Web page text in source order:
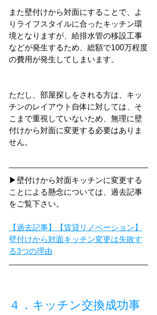
また壁付けから対面にすることで、よ
りライフスタイルに合ったキッチン環
境となりますが、給排水管の移設工事
などが発生するため、総額で100万程度
の費用が発生してしまいます。
ただし、部屋探しをされる方は、キッ
チンのレイアウト自体に対しては、そ
こまで重視していないため、無理に壁
付けから対面に変更する必要はありま
せん。
▶壁付けから対面キッチンに変更する
ことによる懸念については、過去記事
をご覧下さい。
【過去記事】【賃貸リノベーション】
壁付けから対面キッチン変更は失敗す
る3つの理由
４．キッチン交換成功事